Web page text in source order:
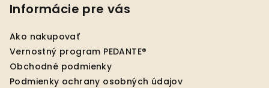
Informácie pre vás
Ako nakupovať
Vernostný program PEDANTE®
Obchodné podmienky
Podmienky ochrany osobných údajov